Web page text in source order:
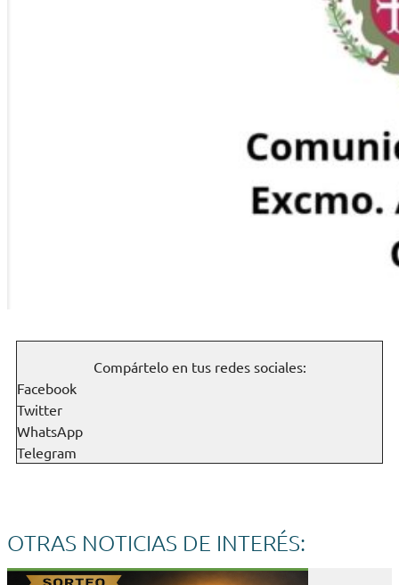
Compártelo en tus redes sociales:
Facebook
Twitter
WhatsApp
Telegram
OTRAS NOTICIAS DE INTERÉS: